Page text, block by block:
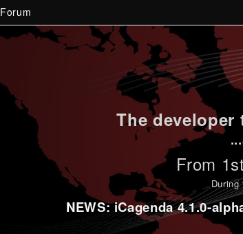
Forum
The developer
From 1st
NEWS: iCagenda 4.1.0-